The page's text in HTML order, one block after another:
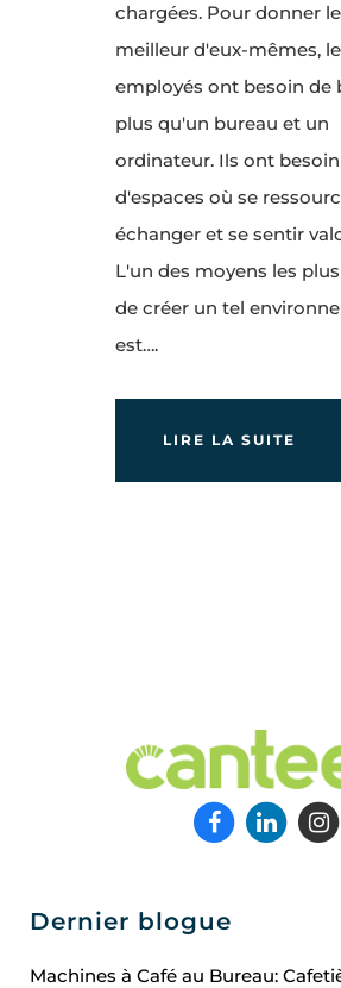
chargées. Pour donner le
meilleur d'eux-mêmes,
employés ont besoin de
plus qu'un bureau et un
ordinateur. Ils ont besoin
d'espaces où se
échanger et se sentir
L'un des moyens les
de créer un tel
est….
LIRE LA SUITE
Dernier blogue
Machines à Café au Bureau: